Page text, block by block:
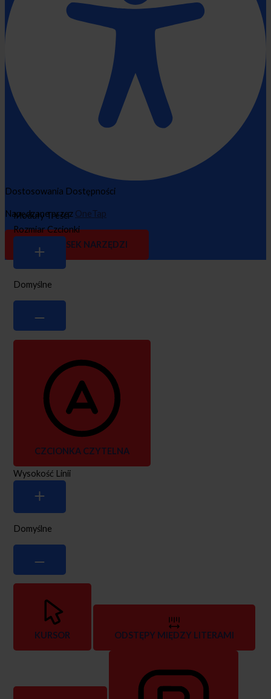
Dostosowania Dostępności
Napędzane przez OneTap
UKRYJ PASEK NARZĘDZI
Moduły Treści
Rozmiar Czcionki
Domyślne
CZCIONKA CZYTELNA
Wysokość Linii
Domyślne
KURSOR ODSTĘPY MIĘDZY LITERAMI